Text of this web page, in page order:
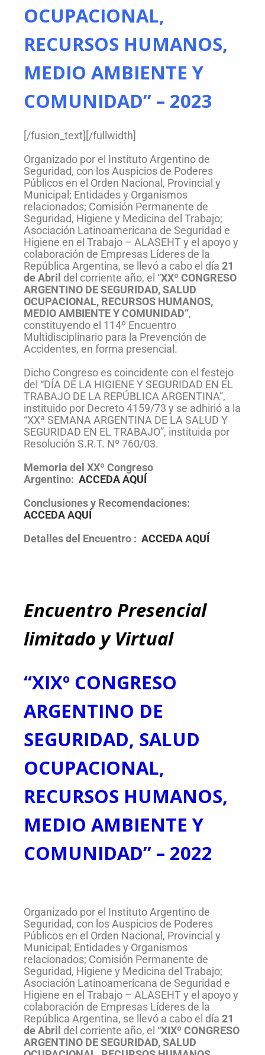
OCUPACIONAL,
RECURSOS HUMANOS,
MEDIO AMBIENTE Y
COMUNIDAD” – 2023
[/fusion_text][/fullwidth]
Organizado por el Instituto Argentino de
Seguridad, con los Auspicios de Poderes
Públicos en el Orden Nacional, Provincial y
Municipal; Entidades y Organismos
relacionados; Comisión Permanente de
Seguridad, Higiene y Medicina del Trabajo;
Asociación Latinoamericana de Seguridad e
Higiene en el Trabajo – ALASEHT y el apoyo y
colaboración de Empresas Líderes de la
República Argentina, se llevó a cabo el día 21
de Abril del corriente año, el “XXº CONGRESO
ARGENTINO DE SEGURIDAD, SALUD
OCUPACIONAL, RECURSOS HUMANOS,
MEDIO AMBIENTE Y COMUNIDAD”,
constituyendo el 114º Encuentro
Multidisciplinario para la Prevención de
Accidentes, en forma presencial.
Dicho Congreso es coincidente con el festejo
del “DÍA DE LA HIGIENE Y SEGURIDAD EN EL
TRABAJO DE LA REPÚBLICA ARGENTINA”,
instituido por Decreto 4159/73 y se adhirió a la
“XXª SEMANA ARGENTINA DE LA SALUD Y
SEGURIDAD EN EL TRABAJO”, instituida por
Resolución S.R.T. Nº 760/03.
Memoria del XXº Congreso
Argentino: ACCEDA AQUÍ
Conclusiones y Recomendaciones:
ACCEDA AQUÍ
Detalles del Encuentro : ACCEDA AQUÍ
Encuentro Presencial
limitado y Virtual
“XIXº CONGRESO
ARGENTINO DE
SEGURIDAD, SALUD
OCUPACIONAL,
RECURSOS HUMANOS,
MEDIO AMBIENTE Y
COMUNIDAD” – 2022
Organizado por el Instituto Argentino de
Seguridad, con los Auspicios de Poderes
Públicos en el Orden Nacional, Provincial y
Municipal; Entidades y Organismos
relacionados; Comisión Permanente de
Seguridad, Higiene y Medicina del Trabajo;
Asociación Latinoamericana de Seguridad e
Higiene en el Trabajo – ALASEHT y el apoyo y
colaboración de Empresas Líderes de la
República Argentina, se llevó a cabo el día 21
de Abril del corriente año, el “XIXº CONGRESO
ARGENTINO DE SEGURIDAD, SALUD